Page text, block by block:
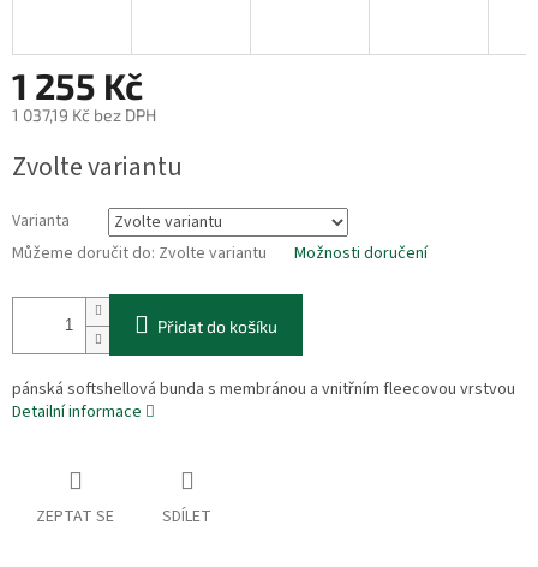
1 255 Kč
1 037,19 Kč bez DPH
cena:
Zvolte variantu
Varianta
Můžeme doručit do: Zvolte variantu Možnosti doručení
Přidat do košíku
pánská softshellová bunda s membránou a vnitřním fleecovou vrstvou
Detailní informace
ZEPTAT SE SDÍLET